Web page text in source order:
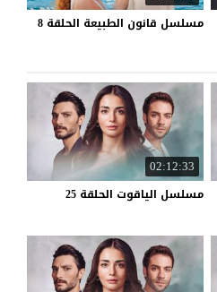
مسلسل قانون الطبيعة الحلقة 8
02:12:33
مسلسل الياقوت الحلقة 25